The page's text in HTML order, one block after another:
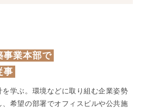
事業本部で
事
を学ぶ。環境などに取り組む企業姿勢
、希望の部署でオフィスビルや公共施